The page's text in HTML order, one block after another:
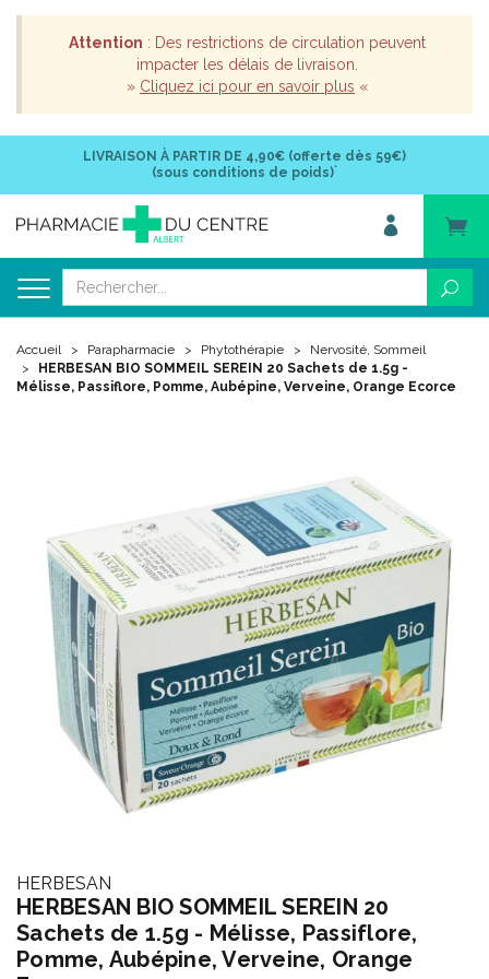
Attention : Des restrictions de circulation peuvent
impacter les délais de livraison.
» Cliquez ici pour en savoir plus «
LIVRAISON À PARTIR DE 4,90€ (offerte dès 59€)
(sous conditions de poids)*
Accueil Parapharmacie Phytothérapie
Nervosité, Sommeil
HERBESAN BIO SOMMEIL SEREIN 20 Sachets de 1.5g -
Mélisse, Passiflore, Pomme, Aubépine, Verveine, Orange Ecorce
HERBESAN
HERBESAN BIO SOMMEIL SEREIN 20
Sachets de 1.5g - Mélisse, Passiflore,
Pomme, Aubépine, Verveine, Orange